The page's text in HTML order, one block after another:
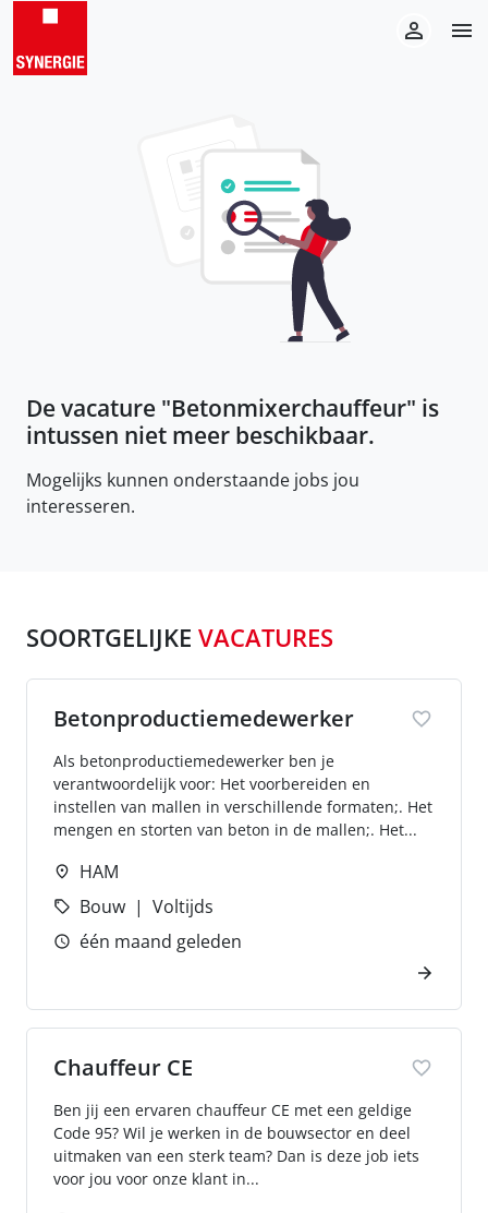
De vacature "Betonmixerchauffeur" is
intussen niet meer beschikbaar.
Mogelijks kunnen onderstaande jobs jou
interesseren.
SOORTGELIJKE VACATURES
Betonproductiemedewerker
Als betonproductiemedewerker ben je
verantwoordelijk voor: Het voorbereiden en
instellen van mallen in verschillende formaten;. Het
mengen en storten van beton in de mallen;. Het...
HAM
Bouw
Voltijds
één maand geleden
Chauffeur CE
Ben jij een ervaren chauffeur CE met een geldige
Code 95? Wil je werken in de bouwsector en deel
uitmaken van een sterk team? Dan is deze job iets
voor jou voor onze klant in...